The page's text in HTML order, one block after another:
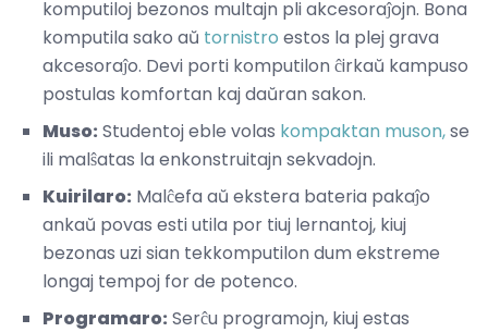
komputiloj bezonos multajn pli akcesoraĵojn. Bona
komputila sako aŭ tornistro estos la plej grava
akcesoraĵo. Devi porti komputilon ĉirkaŭ kampuso
postulas komfortan kaj daŭran sakon.
Muso: Studentoj eble volas kompaktan muson,se
ili malŝatas la enkonstruitajn sekvadojn.
Kuirilaro: Malĉefa aŭ ekstera bateria pakaĵo
ankaŭ povas esti utila por tiuj lernantoj, kiuj
bezonas uzi sian tekkomputilon dum ekstreme
longaj tempoj for de potenco.
Programaro: Serĉu programojn, kiuj estas